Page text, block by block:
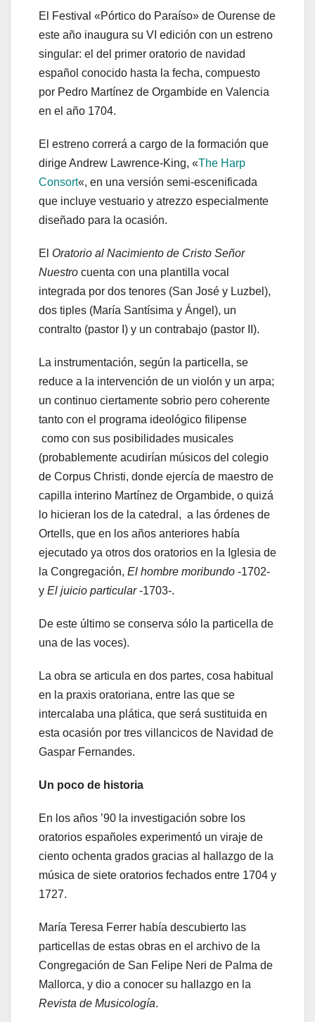
El Festival «Pórtico do Paraíso» de Ourense de
este año inaugura su VI edición con un estreno
singular: el del primer oratorio de navidad
español conocido hasta la fecha, compuesto
por Pedro Martínez de Orgambide en Valencia
en el año 1704.
El estreno correrá a cargo de la formación que
dirige Andrew Lawrence-King, «The Harp
Consort«, en una versión semi-escenificada
que incluye vestuario y atrezzo especialmente
diseñado para la ocasión.
El Oratorio al Nacimiento de Cristo Señor
Nuestro cuenta con una plantilla vocal
integrada por dos tenores (San José y Luzbel),
dos tiples (María Santísima y Ángel), un
contralto (pastor I) y un contrabajo (pastor II).
La instrumentación, según la particella, se
reduce a la intervención de un violón y un arpa;
un continuo ciertamente sobrio pero coherente
tanto con el programa ideológico filipense
como con sus posibilidades musicales
(probablemente acudirían músicos del colegio
de Corpus Christi, donde ejercía de maestro de
capilla interino Martínez de Orgambide, o quizá
lo hicieran los de la catedral, a las órdenes de
Ortells, que en los años anteriores había
ejecutado ya otros dos oratorios en la Iglesia de
la Congregación, El hombre moribundo -1702-
y El juicio particular-1703-.
De este último se conserva sólo la particella de
una de las voces).
La obra se articula en dos partes, cosa habitual
en la praxis oratoriana, entre las que se
intercalaba una plática, que será sustituida en
esta ocasión por tres villancicos de Navidad de
Gaspar Fernandes.
Un poco de historia
En los años ’90 la investigación sobre los
oratorios españoles experimentó un viraje de
ciento ochenta grados gracias al hallazgo de la
música de siete oratorios fechados entre 1704 y
1727.
María Teresa Ferrer había descubierto las
particellas de estas obras en el archivo de la
Congregación de San Felipe Neri de Palma de
Mallorca, y dio a conocer su hallazgo en la
Revista de Musicología.